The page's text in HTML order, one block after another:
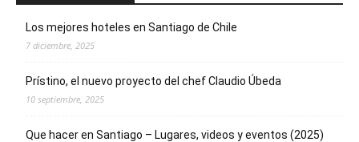
Los mejores hoteles en Santiago de Chile
7 diciembre, 2025
Prístino, el nuevo proyecto del chef Claudio Úbeda
10 septiembre, 2025
Que hacer en Santiago – Lugares, videos y eventos (2025)